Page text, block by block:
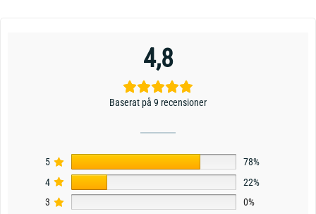
4,8
Baserat på 9 recensioner
5
78%
4
22%
3
0%